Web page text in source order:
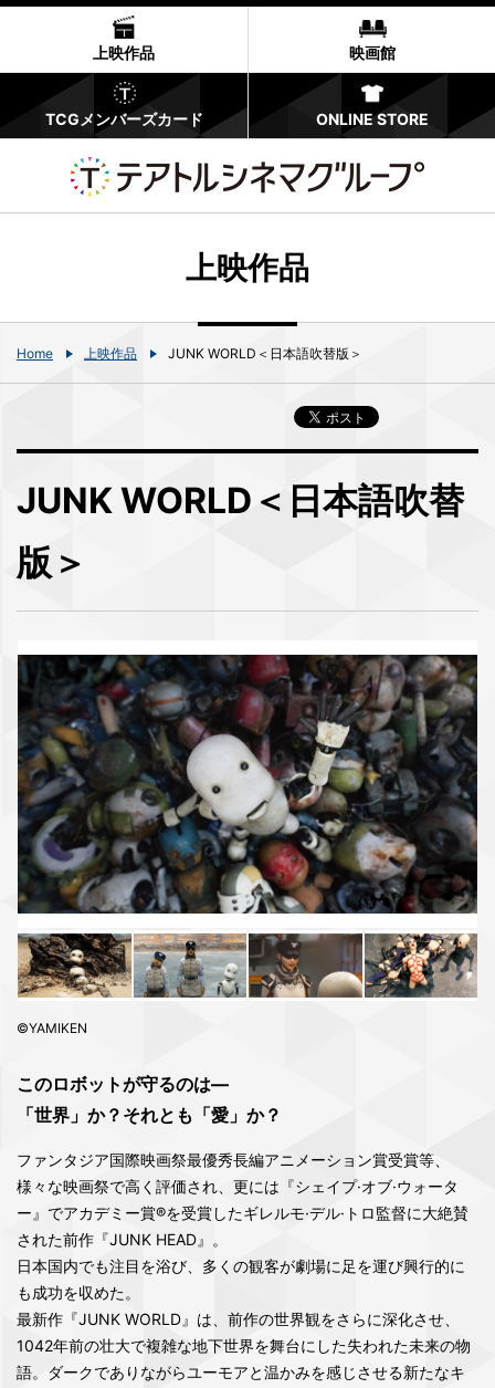
上映作品 映画館
TCGメンバーズカード ONLINE STORE
上映作品
Home 上映作品 JUNK WORLD＜日本語吹替版＞
JUNK WORLD＜日本語吹替
版＞
©YAMIKEN
このロボットが守るのは―
「世界」か？それとも「愛」か？
ファンタジア国際映画祭最優秀長編アニメーション賞受賞等、
様々な映画祭で高く評価され、更には『シェイプ·オブ·ウォータ
ー』でアカデミー賞®を受賞したギレルモ·デル·トロ監督に大絶賛
された前作『JUNK HEAD』。
日本国内でも注目を浴び、多くの観客が劇場に足を運び興行的に
も成功を収めた。
最新作『JUNK WORLD』は、前作の世界観をさらに深化させ、
1042年前の壮大で複雑な地下世界を舞台にした失われた未来の物
語。ダークでありながらユーモアと温かみを感じさせる新たなキ